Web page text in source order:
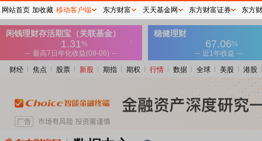
财经 焦点 股票 新股 期指 期权 行情 数据 全球 美股 港股
网站首页 加收藏 移动客户端 东方财富 天天基金网 东方财富证券 东方